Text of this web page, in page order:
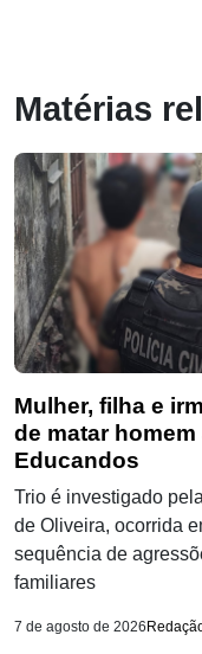
Matérias
Mulher, filha e
de matar
Educandos
Trio é investigado
de Oliveira, ocorrida
sequência de
familiares
7 de agosto de 2026